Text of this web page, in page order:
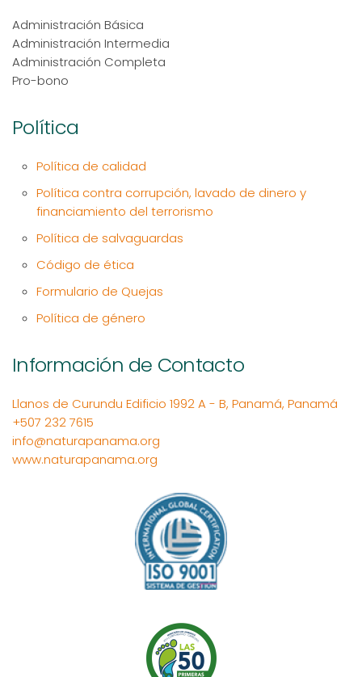
Administración Básica
Administración Intermedia
Administración Completa
Pro-bono
Política
Política de calidad
Política contra corrupción, lavado de dinero y
financiamiento del terrorismo
Política de salvaguardas
Código de ética
Formulario de Quejas
Política de género
Información de Contacto
Llanos de Curundu Edificio 1992 A - B, Panamá, Panamá
+507 232 7615
info@naturapanama.org
www.naturapanama.org